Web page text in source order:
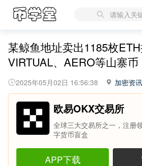
请输入关
某鲸鱼地址卖出1185枚
VIRTUAL、AERO等山寨币
2025年05月02日 16:56:38 加密资讯
欧易OKX交易所
全球三大交易所之一，注册
字货币盲盒
APP下载